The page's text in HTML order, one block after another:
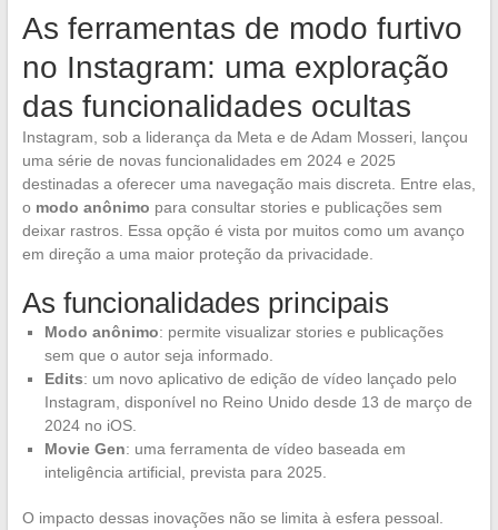
As ferramentas de modo furtivo
no Instagram: uma exploração
das funcionalidades ocultas
Instagram, sob a liderança da Meta e de Adam Mosseri, lançou
uma série de novas funcionalidades em 2024 e 2025
destinadas a oferecer uma navegação mais discreta. Entre elas,
o modo anônimo para consultar stories e publicações sem
deixar rastros. Essa opção é vista por muitos como um avanço
em direção a uma maior proteção da privacidade.
As funcionalidades principais
Modo anônimo: permite visualizar stories e publicações
sem que o autor seja informado.
Edits: um novo aplicativo de edição de vídeo lançado pelo
Instagram, disponível no Reino Unido desde 13 de março de
2024 no iOS.
Movie Gen: uma ferramenta de vídeo baseada em
inteligência artificial, prevista para 2025.
O impacto dessas inovações não se limita à esfera pessoal.